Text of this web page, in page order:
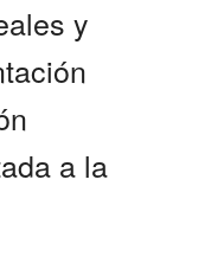
y
a la